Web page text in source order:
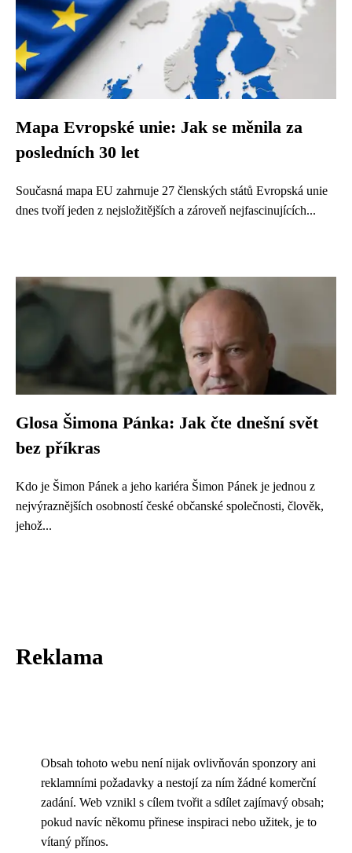
Mapa Evropské unie: Jak se měnila za
posledních 30 let
Současná mapa EU zahrnuje 27 členských států Evropská unie
dnes tvoří jeden z nejsložitějších a zároveň nejfascinujících...
Glosa Šimona Pánka: Jak čte dnešní svět
bez příkras
Kdo je Šimon Pánek a jeho kariéra Šimon Pánek je jednou z
nejvýraznějších osobností české občanské společnosti, člověk,
jehož...
Reklama
Obsah tohoto webu není nijak ovlivňován sponzory ani
reklamními požadavky a nestojí za ním žádné komerční
zadání. Web vznikl s cílem tvořit a sdílet zajímavý obsah;
pokud navíc někomu přinese inspiraci nebo užitek, je to
vítaný přínos.